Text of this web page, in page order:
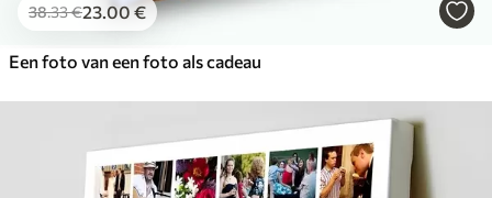
38.33€23.00 €
Een foto van een foto als cadeau